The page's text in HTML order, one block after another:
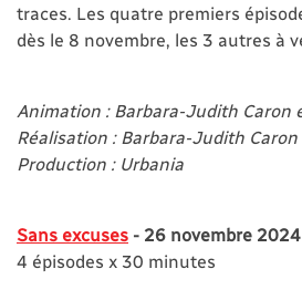
traces. Les quatre premiers
dès le 8 novembre, les 3 autres à
Animation : Barbara-Judith Caron
Réalisation : Barbara-Judith Caron
Production : Urbania
Sans excuses - 26 novembre 2024
4 épisodes x 30 minutes